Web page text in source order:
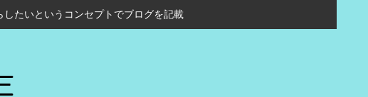
たいというコンセプトでブログを記載